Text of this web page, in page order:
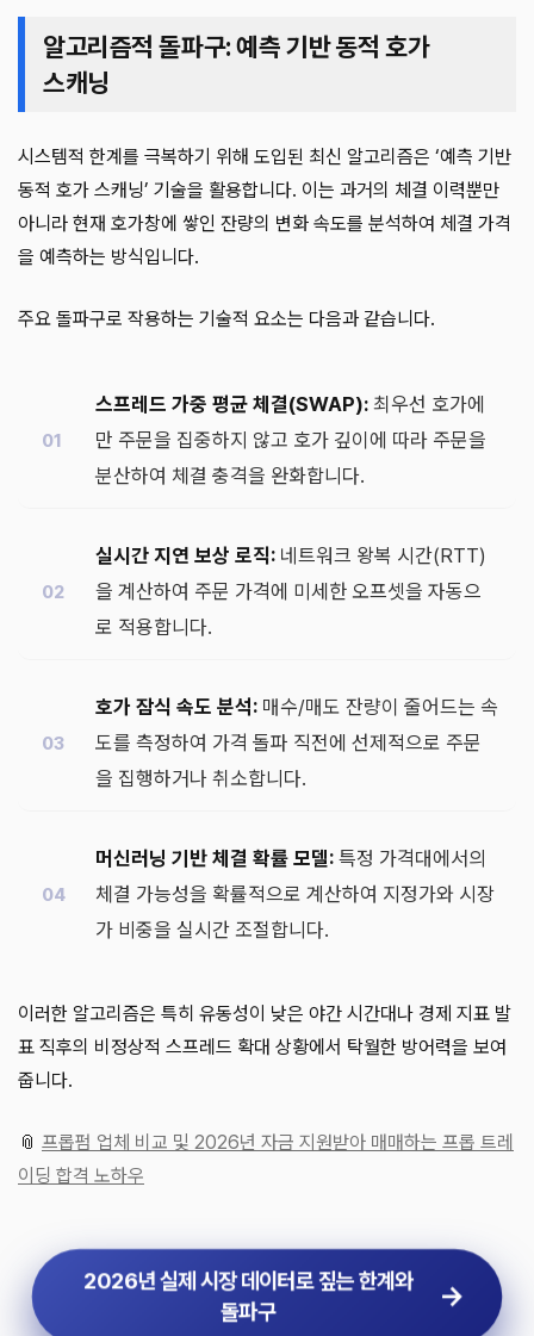
알고리즘적 돌파구: 예측 기반 동적 호가
스캐닝
시스템적 한계를 극복하기 위해 도입된 최신 알고리즘은 ‘예측 기반
동적 호가 스캐닝’ 기술을 활용합니다. 이는 과거의 체결 이력뿐만
아니라 현재 호가창에 쌓인 잔량의 변화 속도를 분석하여 체결 가격
을 예측하는 방식입니다.
주요 돌파구로 작용하는 기술적 요소는 다음과 같습니다.
스프레드 가중 평균 체결(SWAP): 최우선 호가에
만 주문을 집중하지 않고 호가 깊이에 따라 주문을
분산하여 체결 충격을 완화합니다.
실시간 지연 보상 로직: 네트워크 왕복 시간(RTT)
을 계산하여 주문 가격에 미세한 오프셋을 자동으
로 적용합니다.
호가 잠식 속도 분석: 매수/매도 잔량이 줄어드는 속
도를 측정하여 가격 돌파 직전에 선제적으로 주문
을 집행하거나 취소합니다.
머신러닝 기반 체결 확률 모델: 특정 가격대에서의
체결 가능성을 확률적으로 계산하여 지정가와 시장
가 비중을 실시간 조절합니다.
이러한 알고리즘은 특히 유동성이 낮은 야간 시간대나 경제 지표 발
표 직후의 비정상적 스프레드 확대 상황에서 탁월한 방어력을 보여
줍니다.
📎 프롭펌 업체 비교 및 2026년 자금 지원받아 매매하는 프롭 트레
이딩 합격 노하우
2026년 실제 시장 데이터로 짚는 한계와
돌파구